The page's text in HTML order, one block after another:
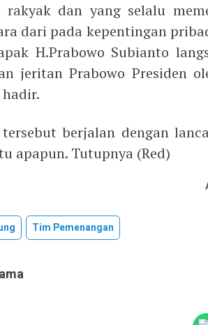
dan yang selalu
dari pada kepentingan
H.Prabowo Subianto
jeritan Prabowo Presiden
berjalan dengan
apapun. Tutupnya (Red)
Tim Pemenangan